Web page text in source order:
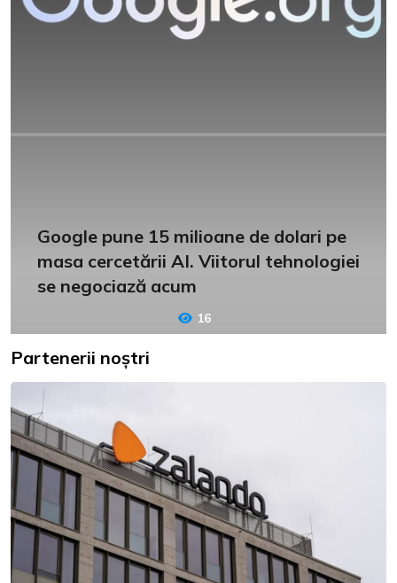
Google pune 15 milioane de dolari pe
masa cercetării AI. Viitorul tehnologiei
se negociază acum
16
Partenerii noștri